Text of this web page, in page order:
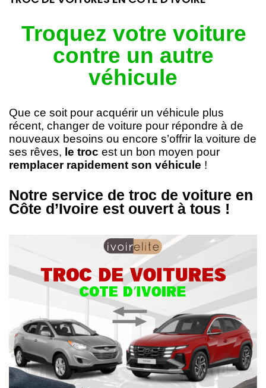
Troquez votre voiture
contre un autre
véhicule
Que ce soit pour acquérir un véhicule plus
récent, changer de voiture pour répondre à de
nouveaux besoins ou encore s’offrir la voiture de
ses rêves, le troc est un bon moyen pour
remplacer rapidement son véhicule !
Notre service de troc de voiture en
Côte d’Ivoire est ouvert à tous !